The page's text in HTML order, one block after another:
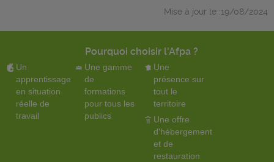
Mise à jour le :19/08/2024
Pourquoi choisir l'Afpa ?
Un
apprentissage
en situation
réelle de
travail
Une gamme
de
formations
pour tous les
publics
Une
présence sur
tout le
territoire
Une offre
d'hébergement
et de
restauration